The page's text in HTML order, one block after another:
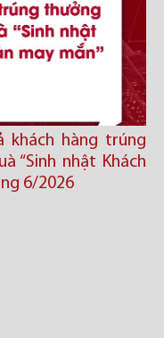
khách hàng trúng
“Sinh nhật Khách
6/2026